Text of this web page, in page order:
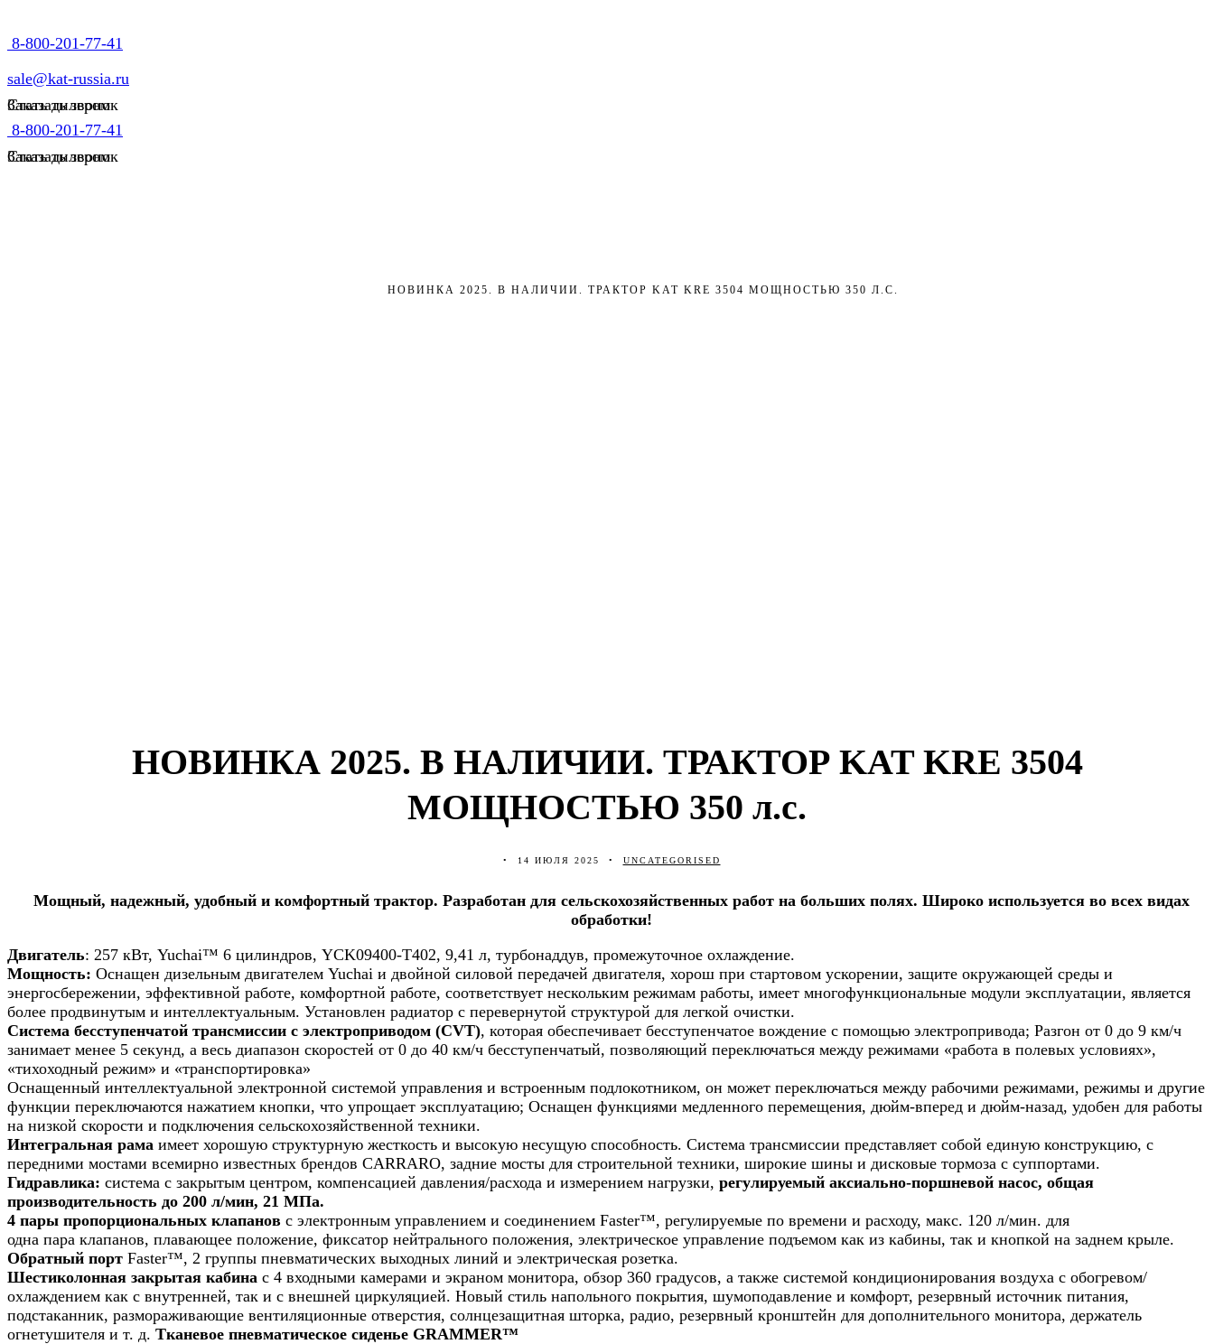
8-800-201-77-41
sale@kat-russia.ru
Стать дилером
Заказать звонок
8-800-201-77-41
Стать дилером
Заказать звонок
НОВИНКА 2025. В НАЛИЧИИ. ТРАКТОР KAT KRE 3504 МОЩНОСТЬЮ 350 Л.С.
НОВИНКА 2025. В НАЛИЧИИ. ТРАКТОР KAT KRE 3504
МОЩНОСТЬЮ 350 л.с.
14 ИЮЛЯ 2025 UNCATEGORISED
Мощный, надежный, удобный и комфортный трактор. Разработан для сельскохозяйственных работ на больших полях. Широко используется во всех видах
обработки!
Двигатель: 257 кВт, Yuchai™ 6 цилиндров, YCK09400-T402, 9,41 л, турбонаддув, промежуточное охлаждение.
Мощность: Оснащен дизельным двигателем Yuchai и двойной силовой передачей двигателя, хорош при стартовом ускорении, защите окружающей среды и
энергосбережении, эффективной работе, комфортной работе, соответствует нескольким режимам работы, имеет многофункциональные модули эксплуатации, является
более продвинутым и интеллектуальным. Установлен радиатор с перевернутой структурой для легкой очистки.
Система бесступенчатой трансмиссии с электроприводом (CVT), которая обеспечивает бесступенчатое вождение с помощью электропривода; Разгон от 0 до 9 км/ч
занимает менее 5 секунд, а весь диапазон скоростей от 0 до 40 км/ч бесступенчатый, позволяющий переключаться между режимами «работа в полевых условиях»,
«тихоходный режим» и «транспортировка»
Оснащенный интеллектуальной электронной системой управления и встроенным подлокотником, он может переключаться между рабочими режимами, режимы и другие
функции переключаются нажатием кнопки, что упрощает эксплуатацию; Оснащен функциями медленного перемещения, дюйм-вперед и дюйм-назад, удобен для работы
на низкой скорости и подключения сельскохозяйственной техники.
Интегральная рама имеет хорошую структурную жесткость и высокую несущую способность. Система трансмиссии представляет собой единую конструкцию, с
передними мостами всемирно известных брендов CARRARO, задние мосты для строительной техники, широкие шины и дисковые тормоза с суппортами.
Гидравлика: система с закрытым центром, компенсацией давления/расхода и измерением нагрузки, регулируемый аксиально-поршневой насос, общая
производительность до 200 л/мин, 21 МПа.
4 пары пропорциональных клапанов с электронным управлением и соединением Faster™, регулируемые по времени и расходу, макс. 120 л/мин. для
одна пара клапанов, плавающее положение, фиксатор нейтрального положения, электрическое управление подъемом как из кабины, так и кнопкой на заднем крыле.
Обратный порт Faster™, 2 группы пневматических выходных линий и электрическая розетка.
Шестиколонная закрытая кабина с 4 входными камерами и экраном монитора, обзор 360 градусов, а также системой кондиционирования воздуха с обогревом/
охлаждением как с внутренней, так и с внешней циркуляцией. Новый стиль напольного покрытия, шумоподавление и комфорт, резервный источник питания,
подстаканник, размораживающие вентиляционные отверстия, солнцезащитная шторка, радио, резервный кронштейн для дополнительного монитора, держатель
огнетушителя и т. д. Тканевое пневматическое сиденье GRAMMER™